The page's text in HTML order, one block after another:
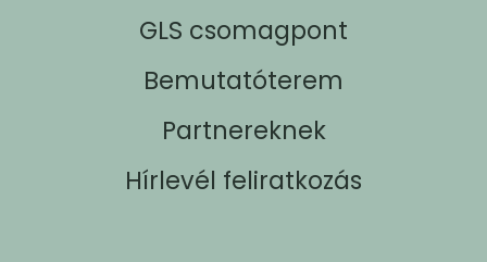
GLS csomagpont
Bemutatóterem
Partnereknek
Hírlevél feliratkozás